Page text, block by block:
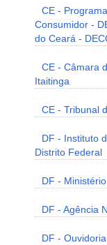
CE -
Consumidor -
do Ceará -
CE - Câmara
Itaitinga
CE - Tribunal
DF - Instituto
Distrito Federal
DF -
DF - Agência
DF -